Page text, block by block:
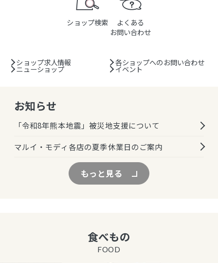
ショップ検索
よくある
お問い合わせ
ショップ求人情報 各ショップへのお問い合わせ
ニューショップ イベント
お知らせ
「令和8年熊本地震」被災地支援について
マルイ・モディ各店の夏季休業日のご案内
もっと見る
食べもの
FOOD